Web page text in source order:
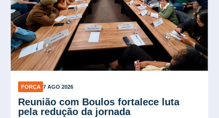
FORÇA 7 AGO 2026
Plano Verão reforça proteção contra
calor no trabalho